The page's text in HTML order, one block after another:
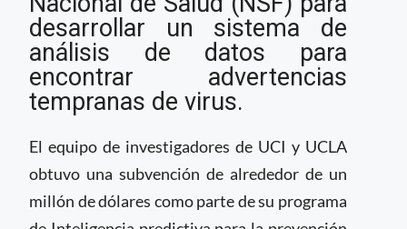
desarrollar un sistema de
análisis de datos para
encontrar advertencias
tempranas de virus.
El equipo de investigadores de UCI y UCLA
obtuvo una subvención de alrededor de un
millón de dólares como parte de su programa